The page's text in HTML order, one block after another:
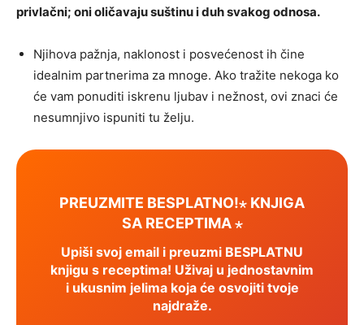
privlačni; oni oličavaju suštinu i duh svakog odnosa.
Njihova pažnja, naklonost i posvećenost ih čine
idealnim partnerima za mnoge. Ako tražite nekoga ko
će vam ponuditi iskrenu ljubav i nežnost, ovi znaci će
nesumnjivo ispuniti tu želju.
PREUZMITE BESPLATNO!⋆ KNJIGA
SA RECEPTIMA ⋆
Upiši svoj email i preuzmi BESPLATNU
knjigu s receptima! Uživaj u jednostavnim
i ukusnim jelima koja će osvojiti tvoje
najdraže.